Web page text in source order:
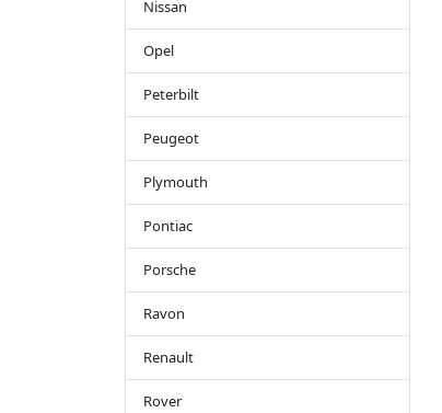
Nissan
Opel
Peterbilt
Peugeot
Plymouth
Pontiac
Porsche
Ravon
Renault
Rover